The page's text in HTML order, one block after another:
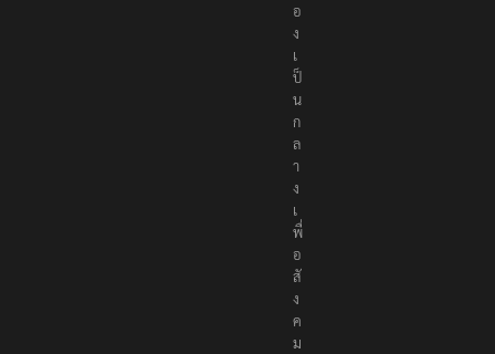
อ
ง
เ
ป็
น
ก
ล
า
ง
เ
พื่
อ
สั
ง
ค
ม